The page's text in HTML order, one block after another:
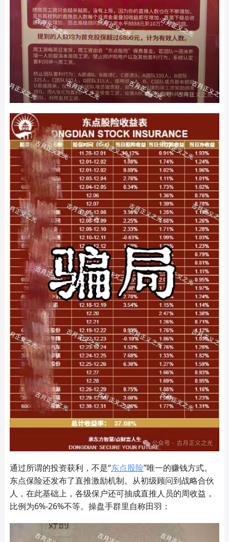
通过所谓的投资获利，不是“东点股险”唯一的赚钱方式。
东点保险还发布了直推激励机制。从初级顾问到战略合伙
人，在此基础上，各级保户还可抽成直推人员的周收益，
比例为6%-26%不等。操盘手群里自称田羽：